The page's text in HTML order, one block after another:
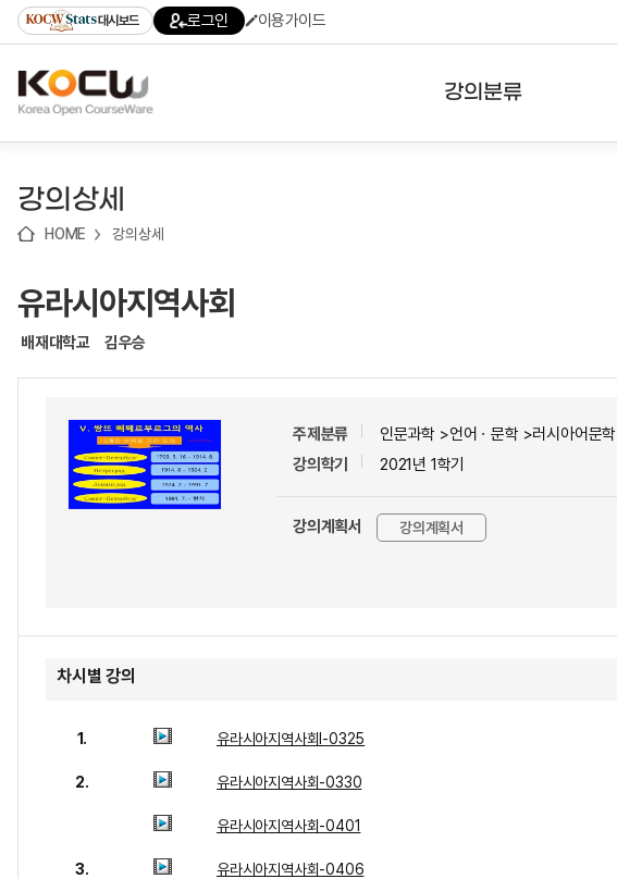
기
기
기
content)
가
대시보드 로그인 이용가이드
강의분류
강의상세
HOME 강의상세
유라시아지역사회
배재대학교 김우승
주제분류
인문과학 >언어ㆍ문학 >러시아어문학
강의학기
2021년 1학기
강의계획서 강의계획서
차시별 강의
1. 유라시아지역사회l-0325
2. 유라시아지역사회-0330
유라시아지역사회-0401
3. 유라시아지역사회-0406